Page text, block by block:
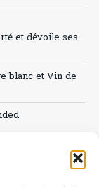
et dévoile ses
blanc et Vin de